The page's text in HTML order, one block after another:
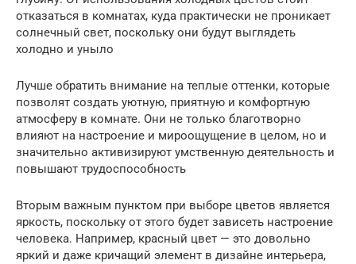
отказаться в комнатах, куда практически не проникает
солнечный свет, поскольку они будут выглядеть
холодно и уныло
Лучше обратить внимание на теплые оттенки, которые
позволят создать уютную, приятную и комфортную
атмосферу в комнате. Они не только благотворно
влияют на настроение и мироощущение в целом, но и
значительно активизируют умственную деятельность и
повышают трудоспособность
Вторым важным пунктом при выборе цветов является
яркость, поскольку от этого будет зависеть настроение
человека. Например, красный цвет — это довольно
яркий и даже кричащий элемент в дизайне интерьера,